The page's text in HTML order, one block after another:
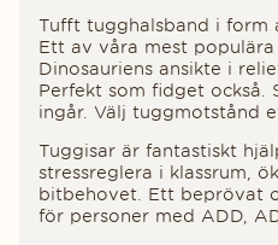
Tufft tugghalsband i form
Ett av våra mest
Dinosauriens ansikte i
Perfekt som fidget också.
ingår. Välj tuggmotstånd
Tuggisar är fantastiskt
stressreglera i klassrum,
bitbehovet. Ett beprövat
för personer med ADD,